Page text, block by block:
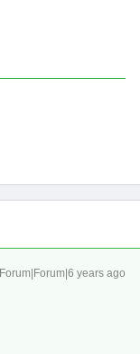
Forum|Forum|6 years ago